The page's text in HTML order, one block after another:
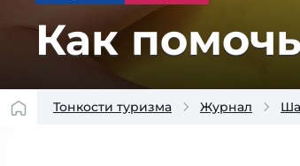
Как
Тонкости туризма Журнал